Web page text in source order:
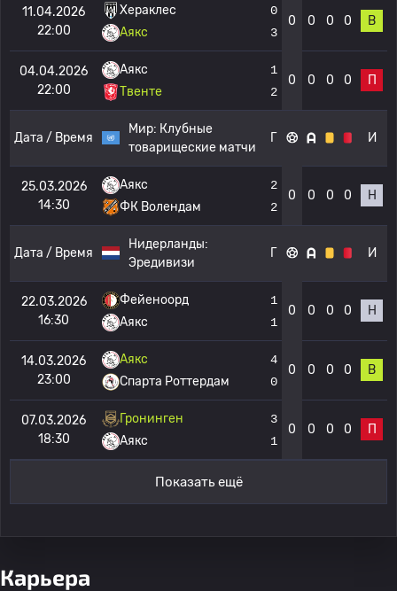
11.04.2026
22:00
Хераклес
Аякс
0
3
0 0 0 0 В
04.04.2026
22:00
Аякс
Твенте
1
2
0 0 0 0 П
Дата / Время
Мир: Клубные
товарищеские матчи
Г И
25.03.2026
14:30
Аякс
ФК Волендам
2
2
0 0 0 0 Н
Дата / Время
Нидерланды:
Эредивизи
Г И
22.03.2026
16:30
Фейеноорд
Аякс
1
1
0 0 0 0 Н
14.03.2026
23:00
Аякс
Спарта Роттердам
4
0
0 0 0 0 В
07.03.2026
18:30
Гронинген
Аякс
3
1
0 0 0 0 П
Показать ещё
Карьера